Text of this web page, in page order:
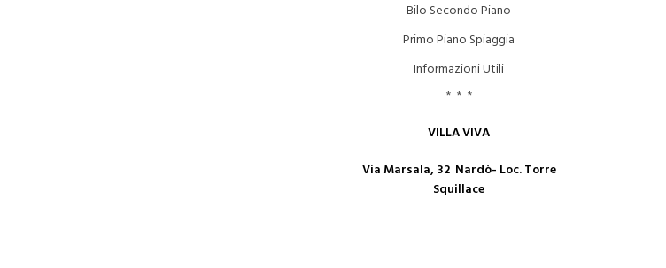
Bilo Secondo Piano
Primo Piano Spiaggia
Informazioni Utili
* * *
VILLA VIVA
Via Marsala, 32 Nardò- Loc. Torre
Squillace